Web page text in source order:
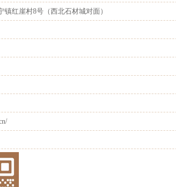
红崖村8号（西北石材城对面）